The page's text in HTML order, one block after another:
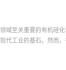
定了磁化翻转的效率与
对器件...
域至关重要的有机硅
代工业的基石。然而